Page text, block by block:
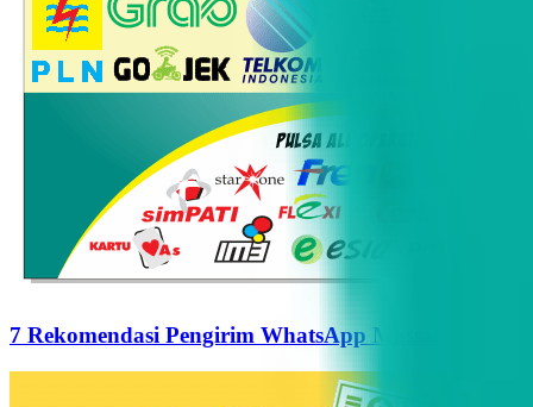
7 Rekomendasi Pengirim WhatsApp Massal Terbaik